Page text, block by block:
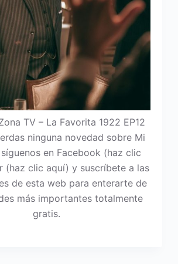
TV – La Favorita 1922 EP12
ninguna novedad sobre Mi
en Facebook (haz clic
(haz clic aquí) y suscríbete a las
de esta web para enterarte de
más importantes totalmente
gratis.